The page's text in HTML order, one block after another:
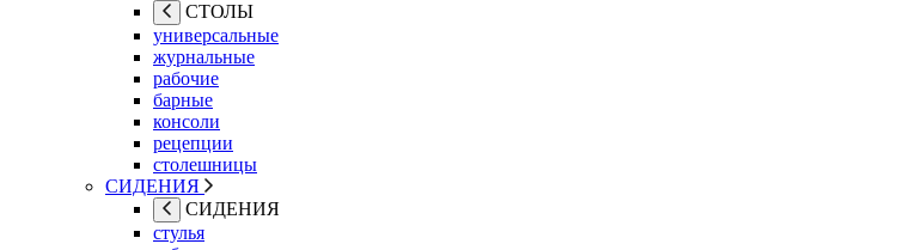
СТОЛЫ
универсальные
журнальные
рабочие
барные
консоли
рецепции
столешницы
СИДЕНИЯ
СИДЕНИЯ
стулья